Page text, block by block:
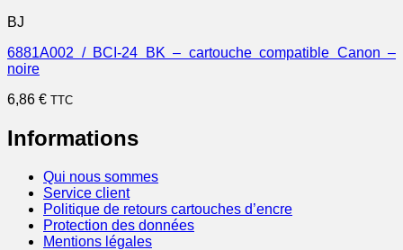
BJ
6881A002 / BCI-24 BK – cartouche compatible Canon –
noire
6,86 € TTC
Informations
Qui nous sommes
Service client
Politique de retours cartouches d’encre
Protection des données
Mentions légales